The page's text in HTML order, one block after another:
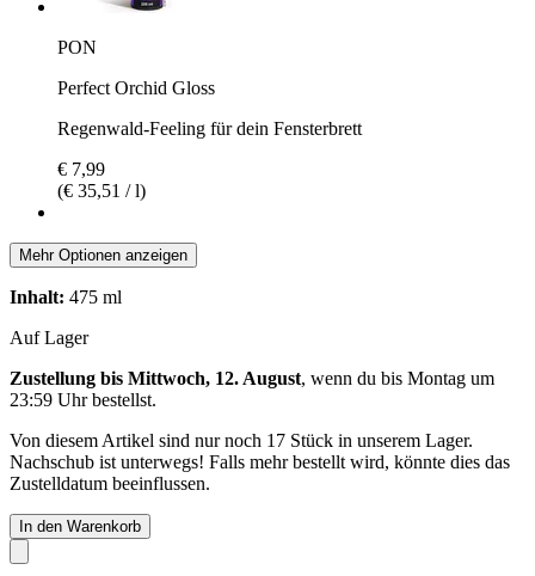
PON
Perfect Orchid Gloss
Regenwald-Feeling für dein Fensterbrett
€ 7,99
(€ 35,51 / l)
Mehr Optionen anzeigen
Inhalt: 475 ml
Auf Lager
Zustellung bis Mittwoch, 12. August, wenn du bis Montag um
23:59 Uhrbestellst.
Von diesem Artikel sind nur noch 17 Stück in unserem Lager.
Nachschub ist unterwegs! Falls mehr bestellt wird, könnte dies das
Zustelldatum beeinflussen.
In den Warenkorb